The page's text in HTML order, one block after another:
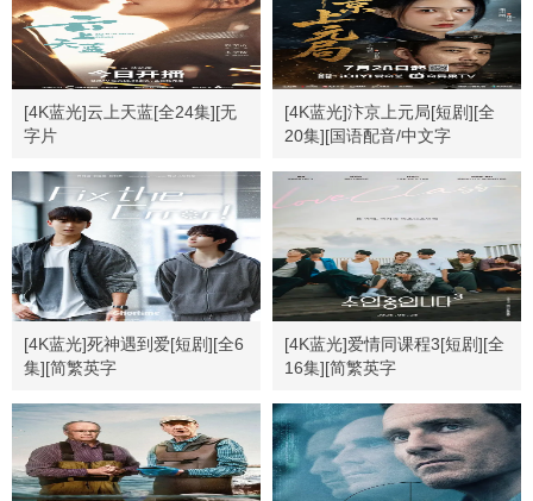
[4K蓝光]云上天蓝[全24集][无
字片
[4K蓝光]汴京上元局[短剧][全
20集][国语配音/中文字
[4K蓝光]死神遇到爱[短剧][全6
集][简繁英字
[4K蓝光]爱情同课程3[短剧][全
16集][简繁英字